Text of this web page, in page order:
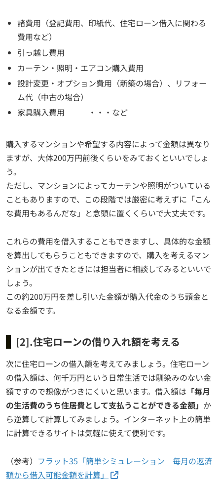
諸費用（登記費用、印紙代、住宅ローン借入に関わる
費用など）
引っ越し費用
カーテン・照明・エアコン購入費用
設計変更・オプション費用（新築の場合）、リフォー
ム代（中古の場合）
家具購入費用 ・・・など
購入するマンションや希望する内容によって金額は異なり
ますが、大体200万円前後くらいをみておくといいでしょ
う。
ただし、マンションによってカーテンや照明がついている
こともありますので、この段階では厳密に考えずに「こん
な費用もあるんだな」と念頭に置くくらいで大丈夫です。
これらの費用を借入することもできますし、具体的な金額
を算出してもらうこともできますので、購入を考えるマン
ションが出てきたときには担当者に相談してみるといいで
しょう。
この約200万円を差し引いた金額が購入代金のうち頭金と
なる金額です。
[2].住宅ローンの借り入れ額を考える
次に住宅ローンの借入額を考えてみましょう。住宅ローン
の借入額は、何千万円という日常生活では馴染みのない金
額ですので想像がつきにくいと思います。借入額は 「毎月
の生活費のうち住居費として支払うことができる金額」 か
ら逆算して計算してみましょう。インターネット上の簡単
に計算できるサイトは気軽に使えて便利です。
（参考） フラット35「簡単シミュレーション 毎月の返済
額から借入可能金額を計算」